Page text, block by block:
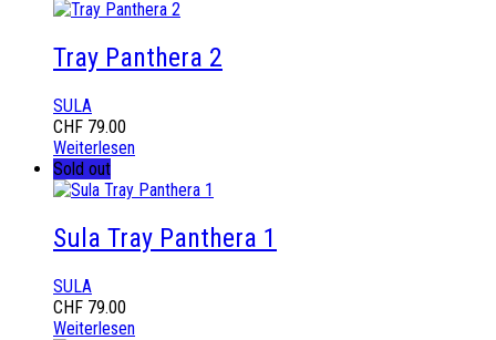
Tray Panthera 2
SULA
CHF 79.00
Weiterlesen
Sold out
Sula Tray Panthera 1
SULA
CHF 79.00
Weiterlesen